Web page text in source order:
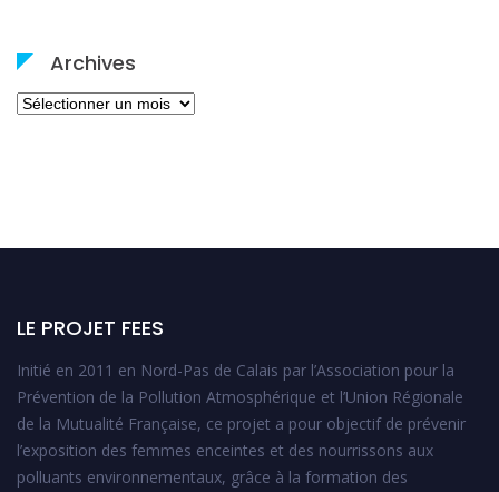
Archives
Archives
LE PROJET FEES
Initié en 2011 en Nord-Pas de Calais par l’Association pour la
Prévention de la Pollution Atmosphérique et l’Union Régionale
de la Mutualité Française, ce projet a pour objectif de prévenir
l’exposition des femmes enceintes et des nourrissons aux
polluants environnementaux, grâce à la formation des